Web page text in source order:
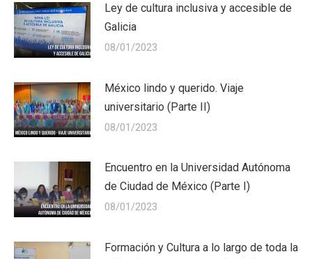
Ley de cultura inclusiva y accesible de
Galicia
08/01/2023
México lindo y querido. Viaje
universitario (Parte II)
08/01/2023
Encuentro en la Universidad Autónoma
de Ciudad de México (Parte I)
08/01/2023
Formación y Cultura a lo largo de toda la